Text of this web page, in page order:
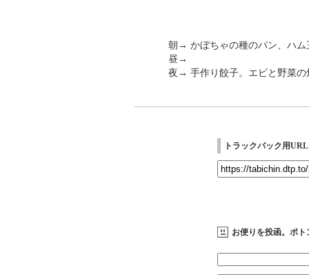
朝→ かぼちゃの種のパン、ハム
昼→
夜→ 手作り餃子。エビと野菜の
トラックバック用URL
お便りを投函。ポト